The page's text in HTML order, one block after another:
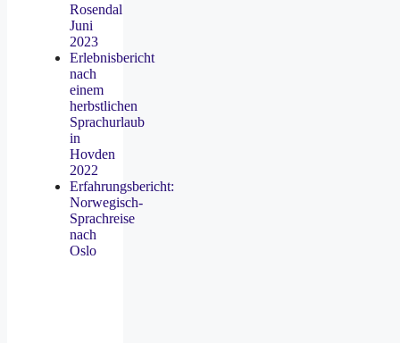
Rosendal
Juni
2023
Erlebnisbericht
nach
einem
herbstlichen
Sprachurlaub
in
Hovden
2022
Erfahrungsbericht:
Norwegisch-
Sprachreise
nach
Oslo